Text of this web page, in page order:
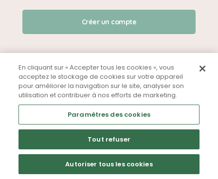
Créer un mémorial
Qui sommes-nous ?
Nous contacter
Partager sur Facebook
Créer un compte
Mentions légales CGU Politique de confidentialité
En cliquant sur « Accepter tous les cookies », vous
acceptez le stockage de cookies sur votre appareil
pour améliorer la navigation sur le site, analyser son
utilisation et contribuer à nos efforts de marketing.
Paramètres des cookies
Tout refuser
Autoriser tous les cookies